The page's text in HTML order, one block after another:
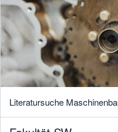
Literatursuche